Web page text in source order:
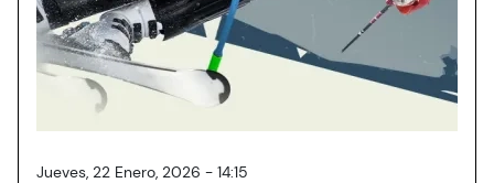
Jueves, 22 Enero, 2026 - 14:15